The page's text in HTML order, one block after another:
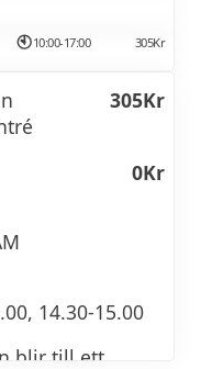
10:00-17:00 305Kr
305Kr
0Kr
14.30-15.00
blir till ett